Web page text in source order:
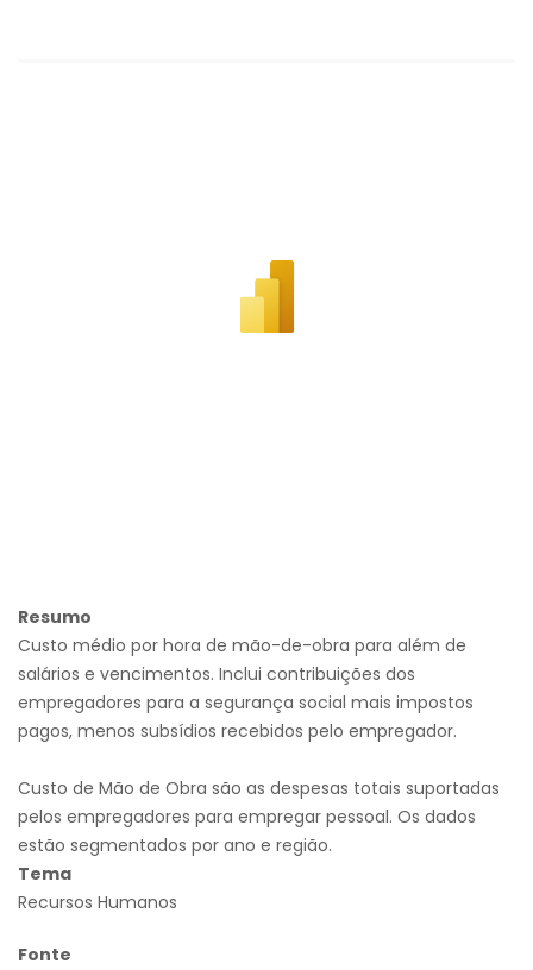
Resumo
Custo médio por hora de mão-de-obra para além de
salários e vencimentos. Inclui contribuições dos
empregadores para a segurança social mais impostos
pagos, menos subsídios recebidos pelo empregador.
Custo de Mão de Obra são as despesas totais suportadas
pelos empregadores para empregar pessoal. Os dados
estão segmentados por ano e região.
Tema
Recursos Humanos
Fonte